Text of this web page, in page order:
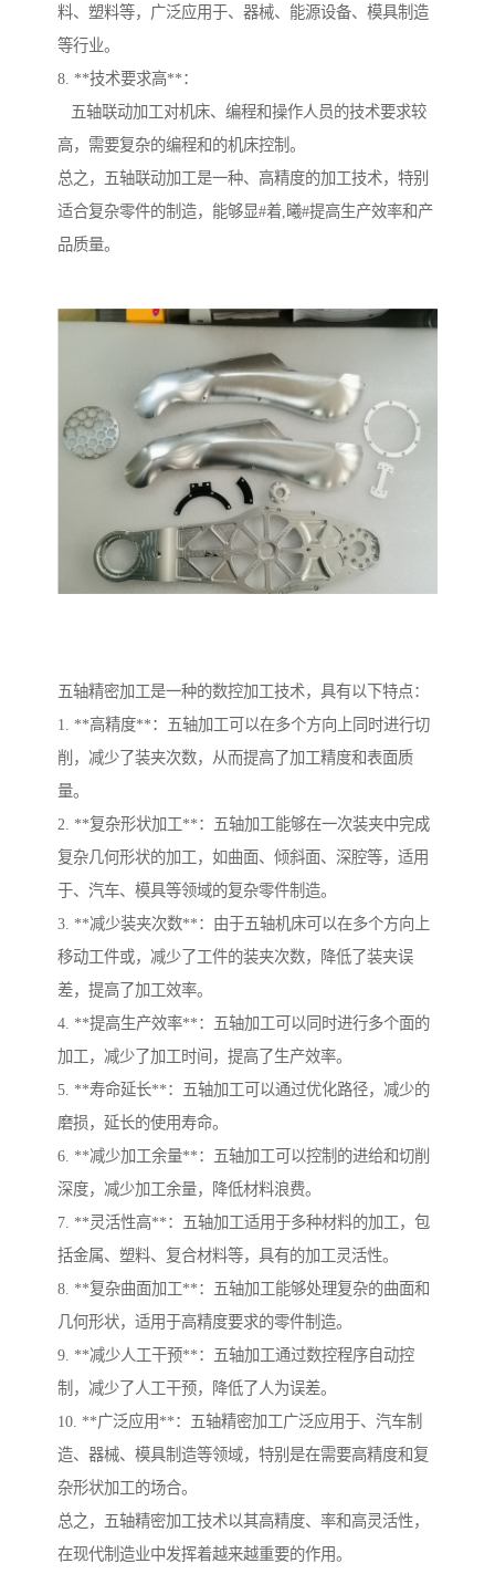
料、塑料等，广泛应用于、器械、能源设备、模具制造
等行业。
8. **技术要求高**：
五轴联动加工对机床、编程和操作人员的技术要求较
高，需要复杂的编程和的机床控制。
总之，五轴联动加工是一种、高精度的加工技术，特别
适合复杂零件的制造，能够显#着,曦#提高生产效率和产
品质量。
五轴精密加工是一种的数控加工技术，具有以下特点：
1. **高精度**：五轴加工可以在多个方向上同时进行切
削，减少了装夹次数，从而提高了加工精度和表面质
量。
2. **复杂形状加工**：五轴加工能够在一次装夹中完成
复杂几何形状的加工，如曲面、倾斜面、深腔等，适用
于、汽车、模具等领域的复杂零件制造。
3. **减少装夹次数**：由于五轴机床可以在多个方向上
移动工件或，减少了工件的装夹次数，降低了装夹误
差，提高了加工效率。
4. **提高生产效率**：五轴加工可以同时进行多个面的
加工，减少了加工时间，提高了生产效率。
5. **寿命延长**：五轴加工可以通过优化路径，减少的
磨损，延长的使用寿命。
6. **减少加工余量**：五轴加工可以控制的进给和切削
深度，减少加工余量，降低材料浪费。
7. **灵活性高**：五轴加工适用于多种材料的加工，包
括金属、塑料、复合材料等，具有的加工灵活性。
8. **复杂曲面加工**：五轴加工能够处理复杂的曲面和
几何形状，适用于高精度要求的零件制造。
9. **减少人工干预**：五轴加工通过数控程序自动控
制，减少了人工干预，降低了人为误差。
10. **广泛应用**：五轴精密加工广泛应用于、汽车制
造、器械、模具制造等领域，特别是在需要高精度和复
杂形状加工的场合。
总之，五轴精密加工技术以其高精度、率和高灵活性，
在现代制造业中发挥着越来越重要的作用。